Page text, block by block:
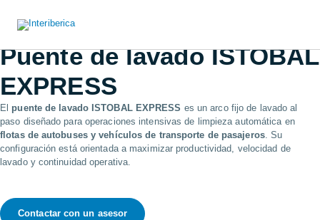
contenido
Puente de lavado ISTOBAL
EXPRESS
El puente de lavado ISTOBAL EXPRESS es un arco fijo de lavado al
paso diseñado para operaciones intensivas de limpieza automática en
flotas de autobuses y vehículos de transporte de pasajeros. Su
configuración está orientada a maximizar productividad, velocidad de
lavado y continuidad operativa.
Contactar con un asesor